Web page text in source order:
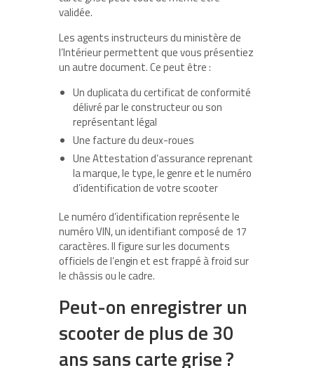
validée.
Les agents instructeurs du ministère de
l’Intérieur permettent que vous présentiez
un autre document. Ce peut être :
Un duplicata du certificat de conformité
délivré par le constructeur ou son
représentant légal
Une facture du deux-roues
Une Attestation d’assurance reprenant
la marque, le type, le genre et le numéro
d’identification de votre scooter
Le numéro d’identification représente le
numéro VIN, un identifiant composé de 17
caractères. Il figure sur les documents
officiels de l’engin et est frappé à froid sur
le châssis ou le cadre.
Peut-on enregistrer un
scooter de plus de 30
ans sans carte grise ?